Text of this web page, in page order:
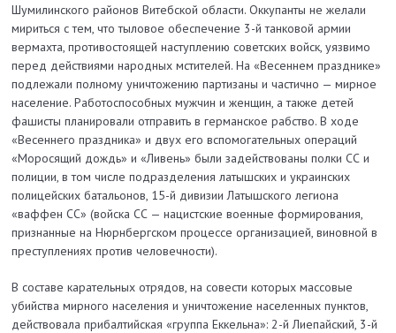
Шумилинского районов Витебской области. Оккупанты не желали
мириться с тем, что тыловое обеспечение 3-й танковой армии
вермахта, противостоящей наступлению советских войск, уязвимо
перед действиями народных мстителей. На «Весеннем празднике»
подлежали полному уничтожению партизаны и частично — мирное
население. Работоспособных мужчин и женщин, а также детей
фашисты планировали отправить в германское рабство. В ходе
«Весеннего праздника» и двух его вспомогательных операций
«Моросящий дождь» и «Ливень» были задействованы полки СС и
полиции, в том числе подразделения латышских и украинских
полицейских батальонов, 15-й дивизии Латышского легиона
«ваффен СС» (войска СС — нацистские военные формирования,
признанные на Нюрнбергском процессе организацией, виновной в
преступлениях против человечности).
В составе карательных отрядов, на совести которых массовые
убийства мирного населения и уничтожение населенных пунктов,
действовала прибалтийская «группа Еккельна»: 2-й Лиепайский, 3-й